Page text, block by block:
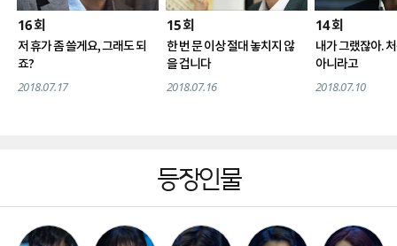
16회
저 휴가 좀 쓸게요, 그래도 되
죠?
2018.07.17
15회
한 번 문 이상 절대 놓치지 않
을 겁니다
2018.07.16
14회
내가 그랬잖아.
아니라고
2018.07.10
등장인물